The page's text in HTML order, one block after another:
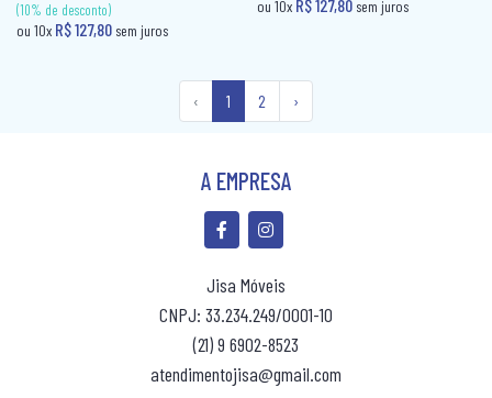
sem juros
‹ 1 2 ›
A EMPRESA
Jisa Móveis
CNPJ: 33.234.249/0001-10
(21) 9 6902-8523
atendimentojisa@gmail.com